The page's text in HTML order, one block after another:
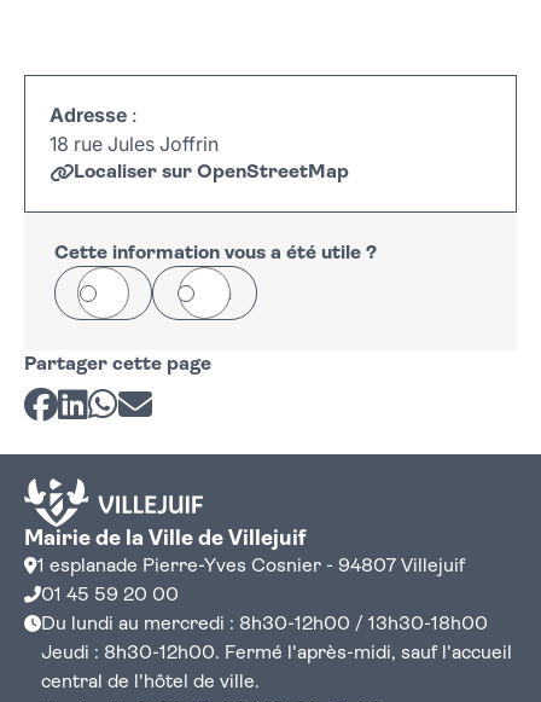
Adresse :
18 rue Jules Joffrin
Localiser sur OpenStreetMap
+
−
Leaflet
Cette information vous a été utile ?
Oui Non
Partager cette page
Partager sur Facebook
Partager sur LinkedIn
Partager sur Whatsapp
Partager par courriel
Mairie de la Ville de Villejuif
1 esplanade Pierre-Yves Cosnier - 94807 Villejuif
01 45 59 20 00
Du lundi au mercredi : 8h30-12h00 / 13h30-18h00
Jeudi : 8h30-12h00. Fermé l'après-midi, sauf l'accueil
central de l'hôtel de ville.